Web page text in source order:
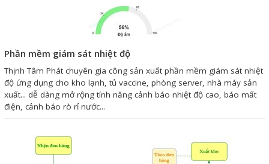
Phần mềm giám sát nhiệt độ
Thịnh Tâm Phát chuyên gia công sản xuất phần mềm giám sát nhiệt
độ ứng dụng cho kho lạnh, tủ vaccine, phòng server, nhà máy sản
xuất... dễ dàng mở rộng tính năng cảnh báo nhiệt độ cao, báo mất
điện, cảnh báo rò rỉ nước...
Lập trình màn hình HMI
Lập trình hệ thống Scada
Lập trình hệ thống Servo
Crack password PLC
Crack password HMI